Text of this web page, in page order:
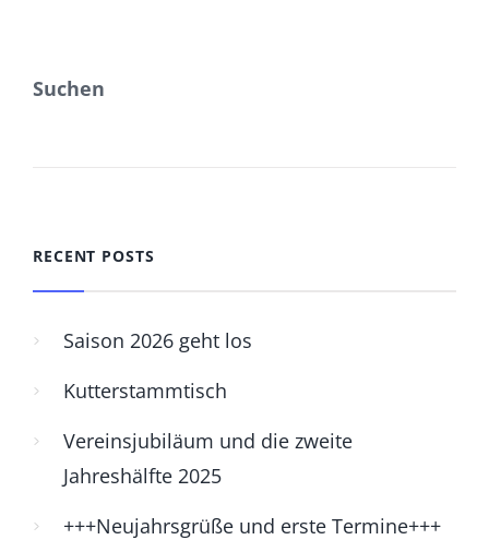
Suchen
RECENT POSTS
Saison 2026 geht los
Kutterstammtisch
Vereinsjubiläum und die zweite
Jahreshälfte 2025
+++Neujahrsgrüße und erste Termine+++